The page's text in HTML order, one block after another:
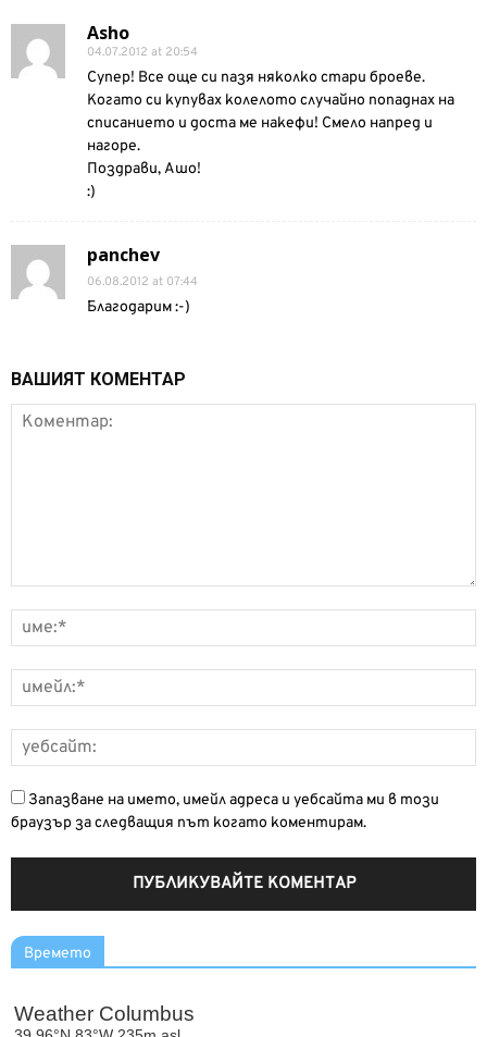
Asho
04.07.2012 at 20:54
Супер! Все още си пазя няколко стари броеве.
Когато си купувах колелото случайно попаднах на
списанието и доста ме накефи! Смело напред и
нагоре.
Поздрави, Ашо!
:)
panchev
06.08.2012 at 07:44
Благодарим :-)
ВАШИЯТ КОМЕНТАР
Запазване на името, имейл адреса и уебсайта ми в този
браузър за следващия път когато коментирам.
Времето